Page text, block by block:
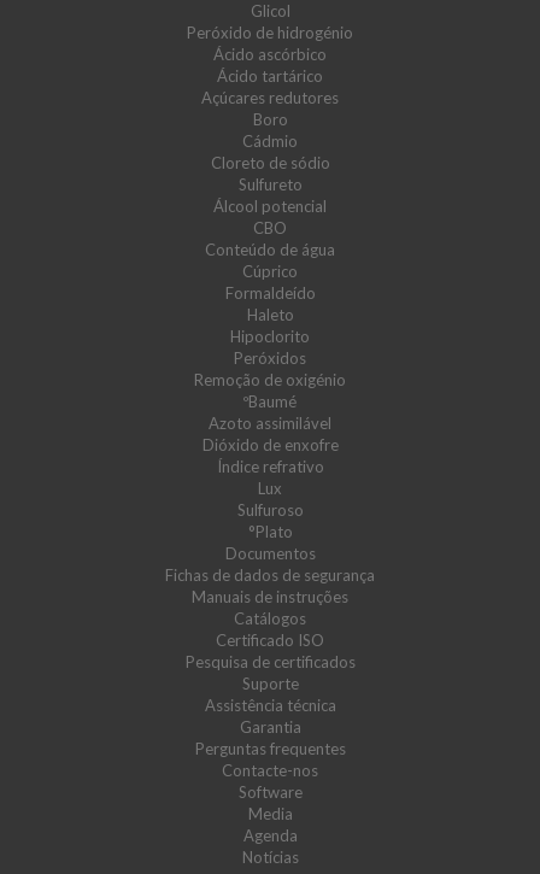
Glicol
Peróxido de hidrogénio
Ácido ascórbico
Ácido tartárico
Açúcares redutores
Boro
Cádmio
Cloreto de sódio
Sulfureto
Álcool potencial
CBO
Conteúdo de água
Cúprico
Formaldeído
Haleto
Hipoclorito
Peróxidos
Remoção de oxigénio
ºBaumé
Azoto assimilável
Dióxido de enxofre
Índice refrativo
Lux
Sulfuroso
°Plato
Documentos
Fichas de dados de segurança
Manuais de instruções
Catálogos
Certificado ISO
Pesquisa de certificados
Suporte
Assistência técnica
Garantia
Perguntas frequentes
Contacte-nos
Software
Media
Agenda
Notícias